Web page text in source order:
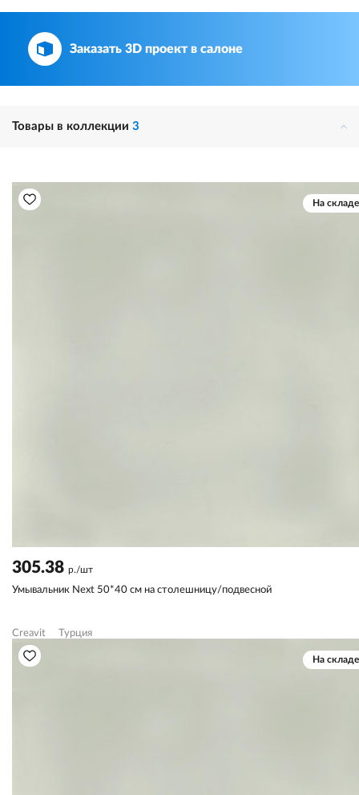
Заказать 3D проект в салоне
Товары в коллекции 3
На складе
305.38 р./шт
Умывальник Next 50*40 см на столешницу/подвесной
Creavit Турция
На складе